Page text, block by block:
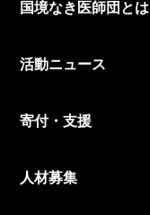
国境なき医師団とは
活動ニュース
寄付・支援
人材募集